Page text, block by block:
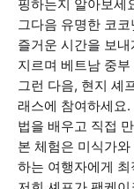
핑하는지 알아보세
그다음 유명한 코
즐거운 시간을 보
지르며 베트남 중
그런 다음, 현지 셰
래스에 참여하세요
법을 배우고 직접
본 체험은 미식가
하는 여행자에게 최